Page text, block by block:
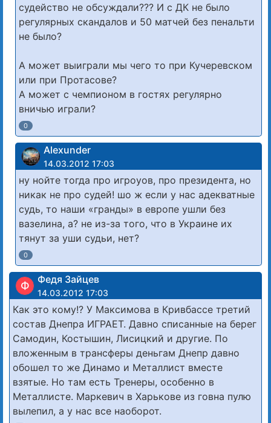
судейство не обсуждали??? И с ДК не было
регулярных скандалов и 50 матчей без пенальти
не было?
А может выиграли мы чего то при Кучеревском
или при Протасове?
А может с чемпионом в гостях регулярно
вничью играли?
0
Alexunder
14.03.2012 17:03
ну нойте тогда про игроуов, про президента, но
никак не про судей! шо ж если у нас адекватные
судь, то наши «гранды» в европе ушли без
вазелина, а? не из-за того, что в Украине их
тянут за уши судьи, нет?
0
Ф Федя Зайцев
14.03.2012 17:03
Как это кому!? У Максимова в Кривбассе третий
состав Днепра ИГРАЕТ. Давно списанные на берег
Самодин, Костышин, Лисицкий и другие. По
вложенным в трансферы деньгам Днепр давно
обошел то же Динамо и Металлист вместе
взятые. Но там есть Тренеры, особенно в
Металлисте. Маркевич в Харькове из говна пулю
вылепил, а у нас все наоборот.